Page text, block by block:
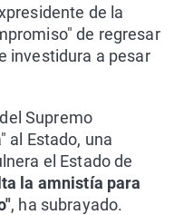
de la
de regresar
investidura a pesar
Supremo
al Estado, una
el Estado de
la amnistía para
, ha subrayado.